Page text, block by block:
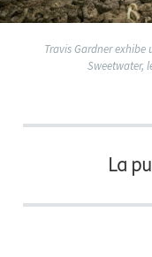
Travis Gardner exhibe
Sweetwater,
La